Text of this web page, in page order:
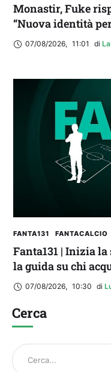
Monastir, Fuke
“Nuova identità
locale”
07/08/2026, 11:01 di
FANTA131 FANTACALCIO
Fanta131 | Inizia
la guida su chi
07/08/2026, 10:30 di
Cerca